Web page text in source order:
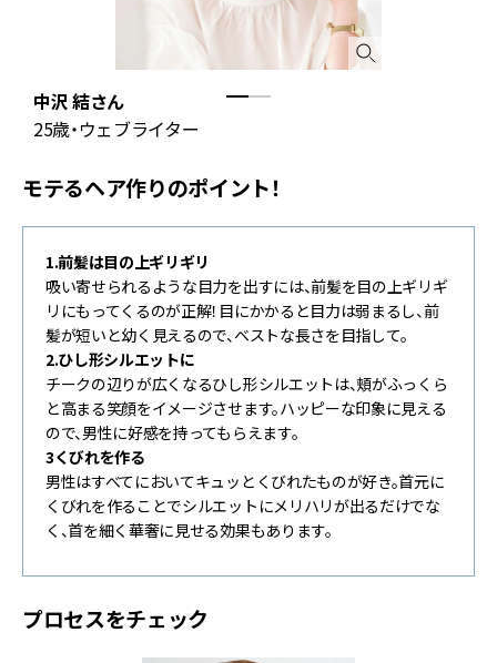
中沢 結さん
25歳・ウェブライター
モテるヘア作りのポイント！
1.前髪は目の上ギリギリ
吸い寄せられるような目力を出すには、前髪を目の上ギリギ
リにもってくるのが正解！目にかかると目力は弱まるし、前
髪が短いと幼く見えるので、ベストな長さを目指して。
2.ひし形シルエットに
チークの辺りが広くなるひし形シルエットは、頬がふっくら
と高まる笑顔をイメージさせます。ハッピーな印象に見える
ので、男性に好感を持ってもらえます。
3くびれを作る
男性はすべてにおいてキュッとくびれたものが好き。首元に
くびれを作ることでシルエットにメリハリが出るだけでな
く、首を細く華奢に見せる効果もあります。
プロセスをチェック